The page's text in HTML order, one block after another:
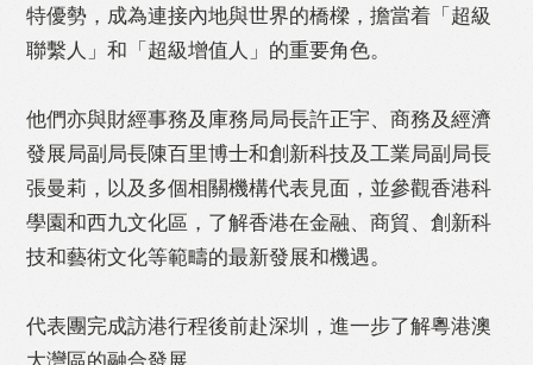
特優勢，成為連接內地與世界的橋樑，擔當着「超級
聯繫人」和「超級增值人」的重要角色。
他們亦與財經事務及庫務局局長許正宇、商務及經濟
發展局副局長陳百里博士和創新科技及工業局副局長
張曼莉，以及多個相關機構代表見面，並參觀香港科
學園和西九文化區，了解香港在金融、商貿、創新科
技和藝術文化等範疇的最新發展和機遇。
代表團完成訪港行程後前赴深圳，進一步了解粵港澳